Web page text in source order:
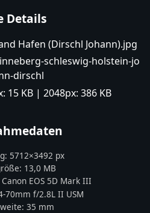
Details
Hafen (Dirschl Johann).jpg
schleswig-holstein-jo
dirschl
15 KB| 2048px: 386 KB
5712×3492 px
13,0 MB
EOS 5D Mark III
70mm f/2.8L II USM
35 mm